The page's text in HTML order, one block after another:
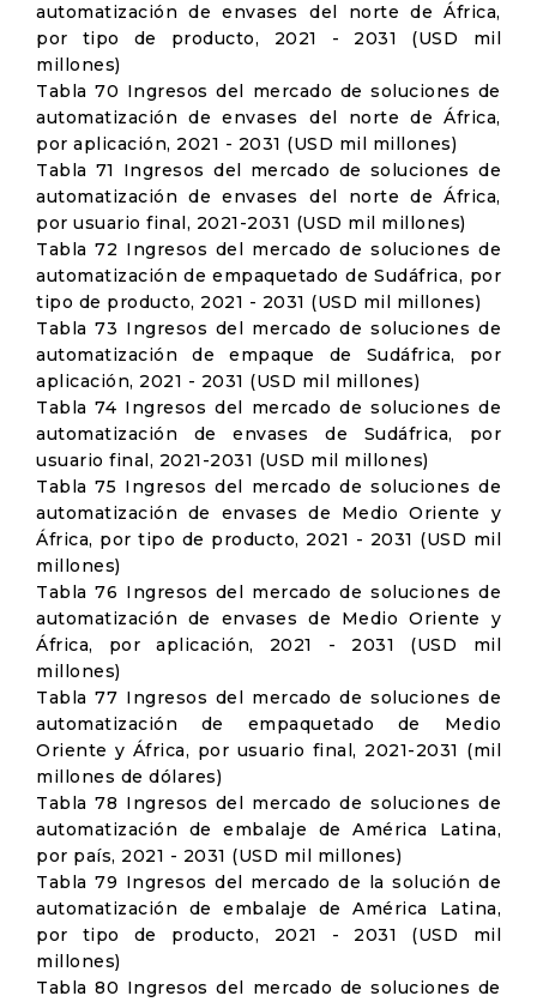
automatización de envases del norte de África,
por tipo de producto, 2021 - 2031 (USD mil
millones)
Tabla 70 Ingresos del mercado de soluciones de
automatización de envases del norte de África,
por aplicación, 2021 - 2031 (USD mil millones)
Tabla 71 Ingresos del mercado de soluciones de
automatización de envases del norte de África,
por usuario final, 2021-2031 (USD mil millones)
Tabla 72 Ingresos del mercado de soluciones de
automatización de empaquetado de Sudáfrica, por
tipo de producto, 2021 - 2031 (USD mil millones)
Tabla 73 Ingresos del mercado de soluciones de
automatización de empaque de Sudáfrica, por
aplicación, 2021 - 2031 (USD mil millones)
Tabla 74 Ingresos del mercado de soluciones de
automatización de envases de Sudáfrica, por
usuario final, 2021-2031 (USD mil millones)
Tabla 75 Ingresos del mercado de soluciones de
automatización de envases de Medio Oriente y
África, por tipo de producto, 2021 - 2031 (USD mil
millones)
Tabla 76 Ingresos del mercado de soluciones de
automatización de envases de Medio Oriente y
África, por aplicación, 2021 - 2031 (USD mil
millones)
Tabla 77 Ingresos del mercado de soluciones de
automatización de empaquetado de Medio
Oriente y África, por usuario final, 2021-2031 (mil
millones de dólares)
Tabla 78 Ingresos del mercado de soluciones de
automatización de embalaje de América Latina,
por país, 2021 - 2031 (USD mil millones)
Tabla 79 Ingresos del mercado de la solución de
automatización de embalaje de América Latina,
por tipo de producto, 2021 - 2031 (USD mil
millones)
Tabla 80 Ingresos del mercado de soluciones de